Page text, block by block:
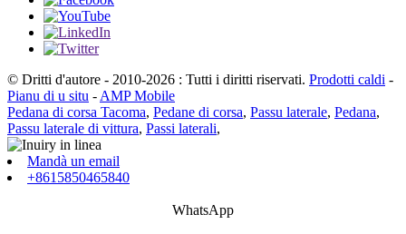
© Dritti d'autore - 2010-2026 : Tutti i diritti riservati. Prodotti caldi -
Pianu di u situ - AMP Mobile
Pedana di corsa Tacoma, Pedane di corsa, Passu laterale, Pedana,
Passu laterale di vittura, Passi laterali,
Mandà un email
+8615850465840
WhatsApp